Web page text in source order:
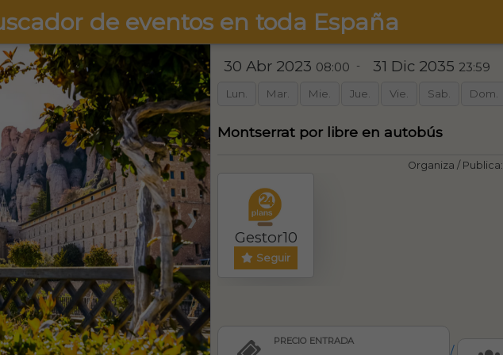
de eventos en toda España
❯
30 Abr 2023 08:00 - 31 Dic 2035 23:59
Lun. Mar. Mie. Jue. Vie. Sab. Dom.
Montserrat por libre en autobús
Organiza / Publica:
Gestor10
Seguir
PRECIO ENTRADA
/